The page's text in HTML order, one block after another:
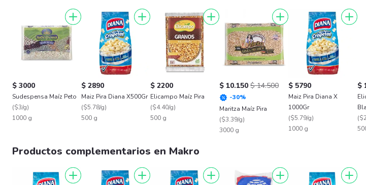
$ 3000
Sudespensa Maíz Peto
($3/g)
1000 g
$ 2890
Maiz Pira Diana X500Gr
($5.78/g)
500 g
$ 2200
Elicampo Maíz Pira
($4.40/g)
500 g
$ 10.150 $ 14.500
-30%
Maritza Maíz Pira
($3.39/g)
3000 g
$ 5790
Maiz Pira Diana X
1000Gr
($5.79/g)
1000 g
$
(
Productos complementarios en Makro